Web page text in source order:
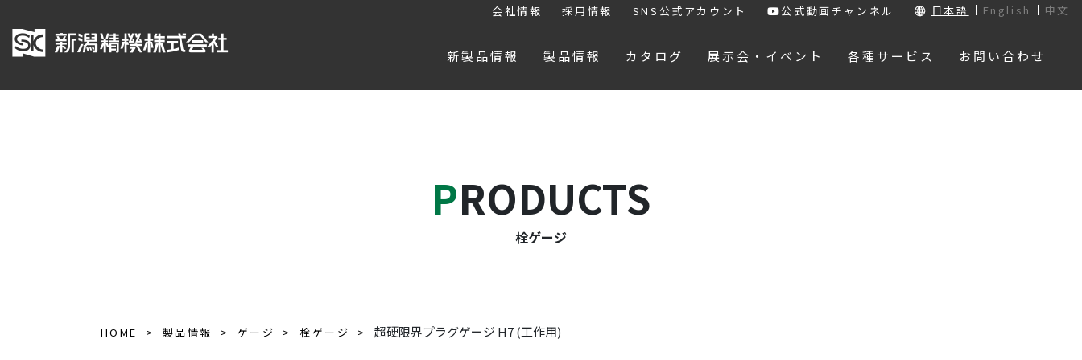
会社情報 採用情報 SNS公式アカウント 公式動画チャンネル 日本語 English 中文
新製品情報 製品情報 カタログ 展示会・イベント 各種サービス お問い合わせ
PRODUCTS
栓ゲージ
HOME 製品情報 ゲージ 栓ゲージ 超硬限界プラグゲージ H7 (工作用)